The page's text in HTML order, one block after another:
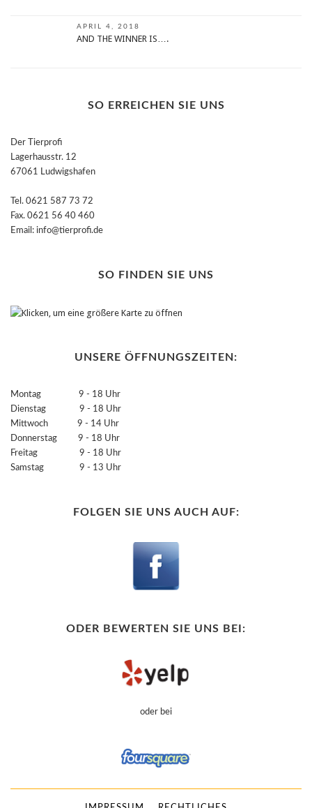
APRIL 4, 2018
AND THE WINNER IS….
SO ERREICHEN SIE UNS
Der Tierprofi
Lagerhausstr. 12
67061 Ludwigshafen
Tel. 0621 587 73 72
Fax. 0621 56 40 460
Email: info@tierprofi.de
SO FINDEN SIE UNS
UNSERE ÖFFNUNGSZEITEN:
Montag 9 - 18 Uhr
Dienstag 9 - 18 Uhr
Mittwoch 9 - 14 Uhr
Donnerstag 9 - 18 Uhr
Freitag 9 - 18 Uhr
Samstag 9 - 13 Uhr
FOLGEN SIE UNS AUCH AUF:
ODER BEWERTEN SIE UNS BEI:
oder bei